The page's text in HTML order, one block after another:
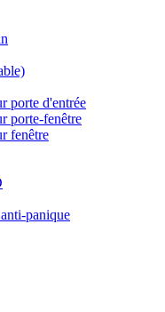
porte d'entrée
porte-fenêtre
fenêtre
panique